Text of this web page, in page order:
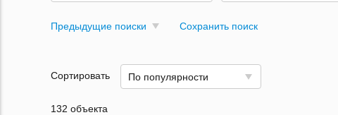
Предыдущие поиски Сохранить поиск
Сортировать По популярности
132 объекта